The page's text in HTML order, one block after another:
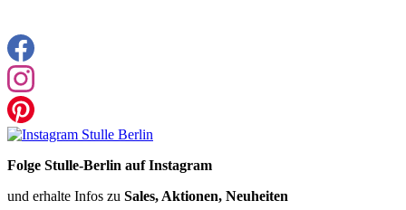
Folge Stulle-Berlin auf Instagram
und erhalte Infos zu Sales, Aktionen, Neuheiten